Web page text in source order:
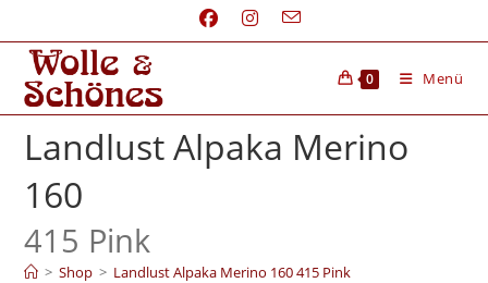
0 Menü
Landlust Alpaka Merino
160
415 Pink
> Shop > Landlust Alpaka Merino 160 415 Pink